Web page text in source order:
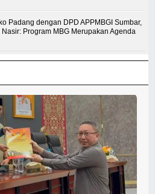
Padang dengan DPD APPMBGI Sumbar,
Program MBG Merupakan Agenda